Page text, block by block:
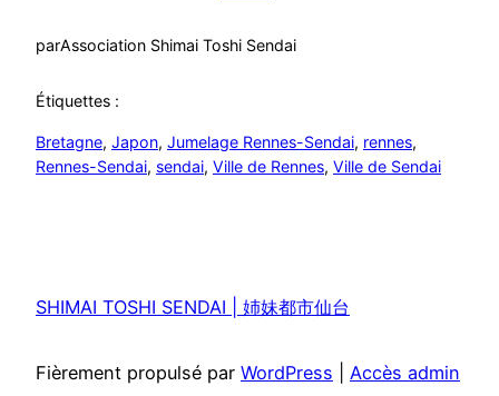
parAssociation Shimai Toshi Sendai
Étiquettes :
Bretagne, Japon, Jumelage Rennes-Sendai, rennes
Rennes-Sendai, sendai, Ville de Rennes, Ville de Sendai
SHIMAI TOSHI SENDAI | 姉妹都市仙台
Fièrement propulsé par WordPress Accès admin